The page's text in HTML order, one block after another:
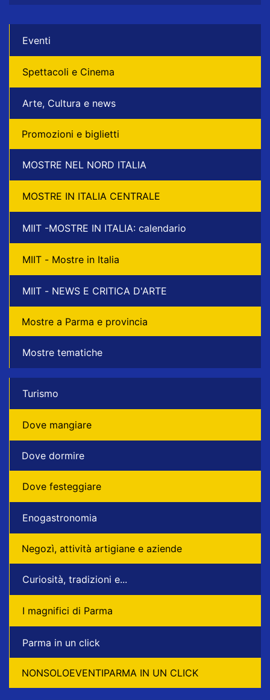
Eventi
Spettacoli e Cinema
Arte, Cultura e news
Promozioni e biglietti
MOSTRE NEL NORD ITALIA
MOSTRE IN ITALIA CENTRALE
MIIT -MOSTRE IN ITALIA: calendario
MIIT - Mostre in Italia
MIIT - NEWS E CRITICA D'ARTE
Mostre a Parma e provincia
Mostre tematiche
Turismo
Dove mangiare
Dove dormire
Dove festeggiare
Enogastronomia
Negozì, attività artigiane e aziende
Curiosità, tradizioni e...
I magnifici di Parma
Parma in un click
NONSOLOEVENTIPARMA IN UN CLICK